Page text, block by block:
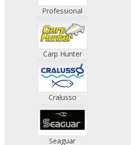
Professional
Carp Hunter
Cralusso
Seaguar